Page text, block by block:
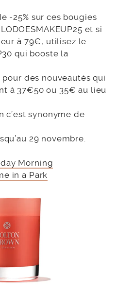
-25% sur ces bougies
et si
à 79€, utilisez le
qui booste la
des nouveautés qui
à 37€50 ou 35€ au lieu
c’est synonyme de
29 novembre.
Morning
in a Park